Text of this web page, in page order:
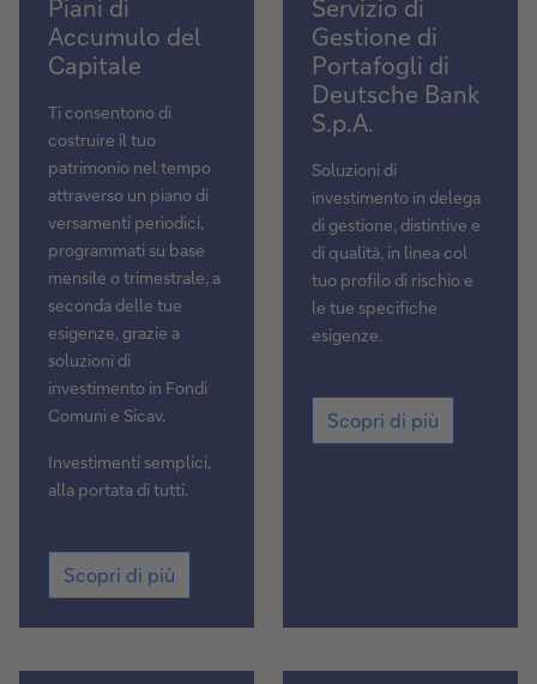
di
Accumulo
del
Capitale
Piani di
Accumulo del
Capitale
Ti consentono di
costruire il tuo
patrimonio nel tempo
attraverso un piano di
versamenti periodici,
programmati su base
mensile o trimestrale, a
seconda delle tue
esigenze, grazie a
soluzioni di
investimento in Fondi
Comuni e Sicav.
Investimenti semplici,
alla portata di tutti.
Piani
di
Accumulo
del
Scopri di più
di
Gestione
di
Portafogli
di
Deutsche
Bank
S.p.A.
Servizio di
Gestione di
Portafogli di
Deutsche Bank
S.p.A.
Soluzioni di
investimento in delega
di gestione, distintive e
di qualità, in linea col
tuo profilo di rischio e
le tue specifiche
esigenze.
Servizio
di
Gestione
Scopri di più